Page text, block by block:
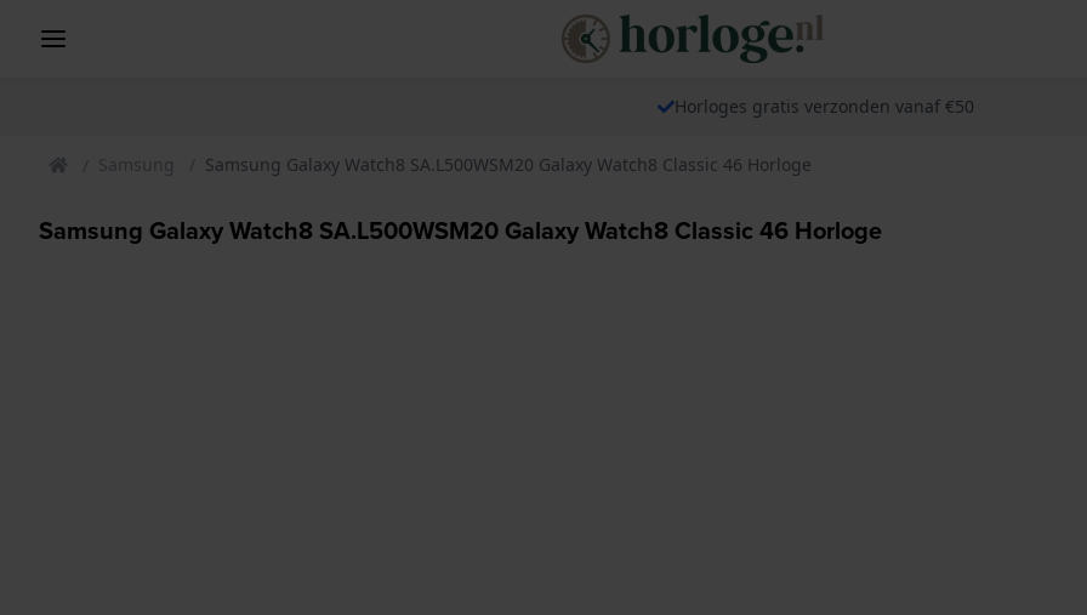
Horloges gratis verzonden vanaf €50
Samsung Samsung Galaxy Watch8 SA.L500WSM20 Galaxy Watch8 Classic 46 Horloge
Samsung Galaxy Watch8 SA.L500WSM20 Galaxy Watch8 Classic 46 Horloge